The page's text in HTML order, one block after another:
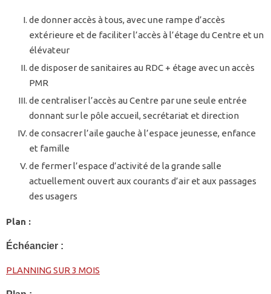
de donner accès à tous, avec une rampe d’accès
extérieure et de faciliter l’accès à l’étage du Centre et un
élévateur
de disposer de sanitaires au RDC + étage avec un accès
PMR
de centraliser l’accès au Centre par une seule entrée
donnant sur le pôle accueil, secrétariat et direction
de consacrer l’aile gauche à l’espace jeunesse, enfance
et famille
de fermer l’espace d’activité de la grande salle
actuellement ouvert aux courants d’air et aux passages
des usagers
Plan :
Échéancier :
PLANNING SUR 3 MOIS